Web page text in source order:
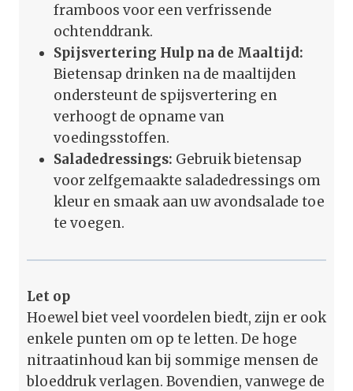
framboos voor een verfrissende
ochtenddrank.
Spijsvertering Hulp na de Maaltijd:
Bietensap drinken na de maaltijden
ondersteunt de spijsvertering en
verhoogt de opname van
voedingsstoffen.
Saladedressings: Gebruik bietensap
voor zelfgemaakte saladedressings om
kleur en smaak aan uw avondsalade toe
te voegen.
Let op
Hoewel biet veel voordelen biedt, zijn er ook
enkele punten om op te letten. De hoge
nitraatinhoud kan bij sommige mensen de
bloeddruk verlagen. Bovendien, vanwege de